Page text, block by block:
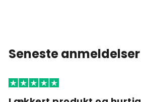
Seneste anmeldelser